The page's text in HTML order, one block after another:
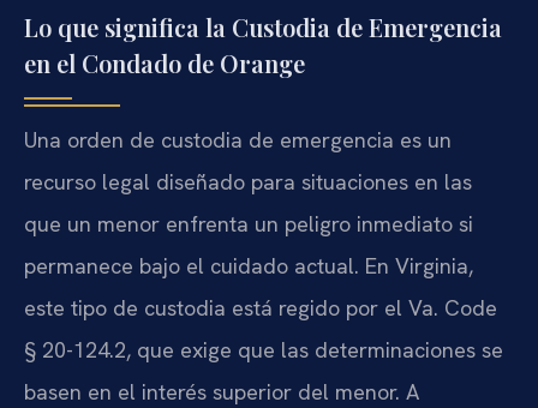
Lo que significa la Custodia de Emergencia
en el Condado de Orange
Una orden de custodia de emergencia es un
recurso legal diseñado para situaciones en las
que un menor enfrenta un peligro inmediato si
permanece bajo el cuidado actual. En Virginia,
este tipo de custodia está regido por el Va. Code
§ 20-124.2, que exige que las determinaciones se
basen en el interés superior del menor. A